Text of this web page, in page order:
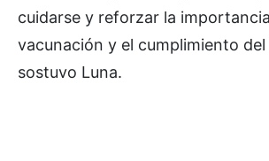
cuidarse y reforzar la
vacunación y el cumplimiento del
sostuvo Luna.